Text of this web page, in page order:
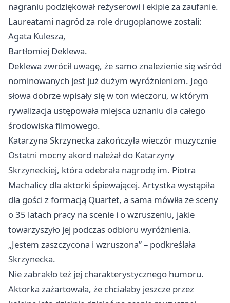
nagraniu podziękował reżyserowi i ekipie za zaufanie.
Laureatami nagród za role drugoplanowe zostali:
Agata Kulesza,
Bartłomiej Deklewa.
Deklewa zwrócił uwagę, że samo znalezienie się wśród
nominowanych jest już dużym wyróżnieniem. Jego
słowa dobrze wpisały się w ton wieczoru, w którym
rywalizacja ustępowała miejsca uznaniu dla całego
środowiska filmowego.
Katarzyna Skrzynecka zakończyła wieczór muzycznie
Ostatni mocny akord należał do Katarzyny
Skrzyneckiej, która odebrała nagrodę im. Piotra
Machalicy dla aktorki śpiewającej. Artystka wystąpiła
dla gości z formacją Quartet, a sama mówiła ze sceny
o 35 latach pracy na scenie i o wzruszeniu, jakie
towarzyszyło jej podczas odbioru wyróżnienia.
„Jestem zaszczycona i wzruszona” – podkreślała
Skrzynecka.
Nie zabrakło też jej charakterystycznego humoru.
Aktorka zażartowała, że chciałaby jeszcze przez